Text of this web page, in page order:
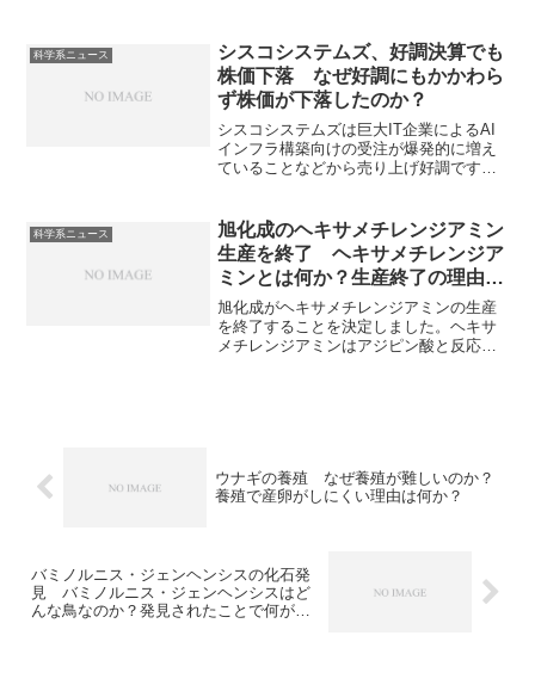
できれば、資源、環境、コスト面から大
きな意義があります。劣化ウランとは何
か、蓄電池に期待される役割は何かなど
を知ることができる記事になっていま
す。
科学系ニュース
シスコシステムズ、好調決算でも
株価下落 なぜ好調にもかかわら
ず株価が下落したのか？
シスコシステムズは巨大IT企業によるAI
インフラ構築向けの受注が爆発的に増え
ていることなどから売り上げ好調です
り上げ好調でも利益率が下がってしまう
のかを知ることができます。
科学系ニュース
旭化成のヘキサメチレンジアミン
生産を終了 ヘキサメチレンジア
ミンとは何か？生産終了の理由
は？
旭化成がヘキサメチレンジアミンの生産
を終了することを決定しました。ヘキサ
メチレンジアミンはアジピン酸と反応さ
ウナギの養殖 なぜ養殖が難しいのか？
養殖で産卵がしにくい理由は何か？
バミノルニス・ジェンヘンシスの化石発
見 バミノルニス・ジェンヘンシスはど
んな鳥なのか？発見されたことで何が明